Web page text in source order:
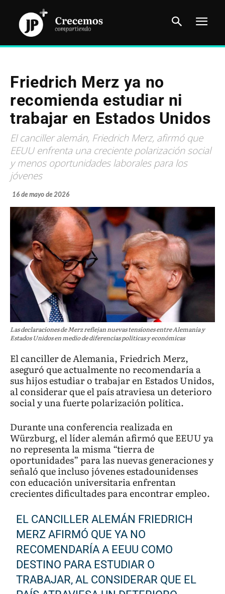
Friedrich Merz ya no
recomienda estudiar ni
trabajar en Estados Unidos
El canciller alemán, Friedrich Merz, afirmó que
EEUU enfrenta una creciente polarización social
y menos oportunidades laborales para los
jóvenes
16 de mayo de 2026
Las declaraciones de Merz reflejan nuevas tensiones entre Alemania y
Estados Unidos en medio de diferencias políticas y económicas
El canciller de Alemania, Friedrich Merz,
aseguró que actualmente no recomendaría a
sus hijos estudiar o trabajar en Estados Unidos,
al considerar que el país atraviesa un deterioro
social y una fuerte polarización política.
Durante una conferencia realizada en
Würzburg, el líder alemán afirmó que EEUU ya
no representa la misma “tierra de
oportunidades” para las nuevas generaciones y
señaló que incluso jóvenes estadounidenses
con educación universitaria enfrentan
crecientes dificultades para encontrar empleo.
EL CANCILLER ALEMÁN FRIEDRICH
MERZ AFIRMÓ QUE YA NO
RECOMENDARÍA A EEUU COMO
DESTINO PARA ESTUDIAR O
TRABAJAR, AL CONSIDERAR QUE EL